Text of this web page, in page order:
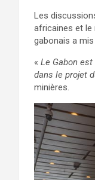
Les
africaines et le
gabonais a
« Le Gabon
dans le projet
minières.